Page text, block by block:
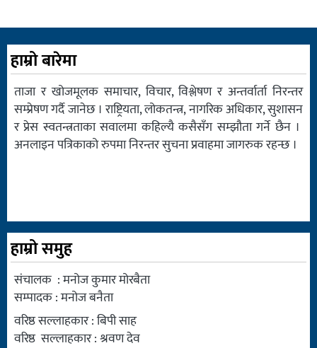
हाम्रो बारेमा
ताजा र खोजमूलक समाचार, विचार, विश्लेषण र अन्तर्वार्ता निरन्तर
सम्प्रेषण गर्दै जानेछ । राष्ट्रियता, लोकतन्त्र, नागरिक अधिकार, सुशासन
र प्रेस स्वतन्त्रताका सवालमा कहिल्यै कसैसँग सम्झौता गर्ने छैन ।
अनलाइन पत्रिकाको रुपमा निरन्तर सुचना प्रवाहमा जागरुक रहन्छ ।
हाम्रो समुह
संचालक : मनोज कुमार मोरबैता
सम्पादक : मनोज बनैता
वरिष्ठ सल्लाहकार : बिपी साह
वरिष्ठ सल्लाहकार : श्रवण देव